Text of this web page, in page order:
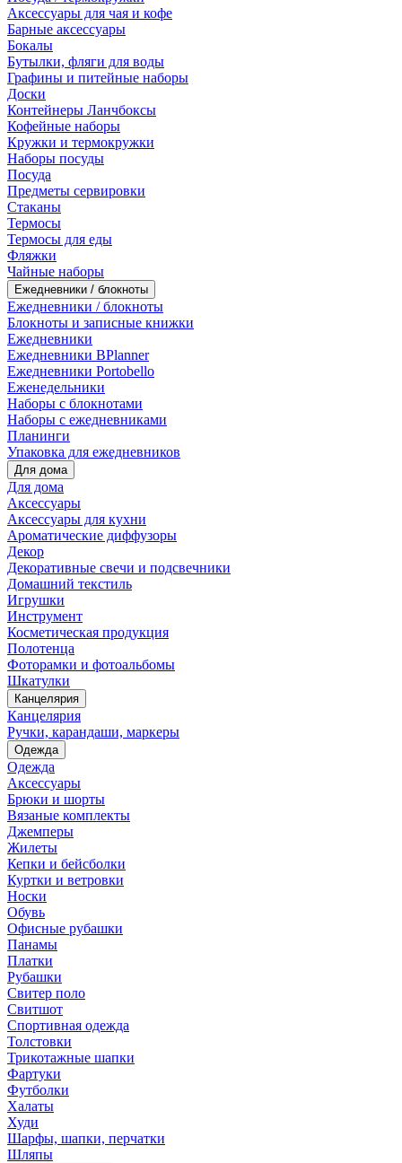
Аксессуары для чая и кофе
Барные аксессуары
Бокалы
Бутылки, фляги для воды
Графины и питейные наборы
Доски
Контейнеры Ланчбоксы
Кофейные наборы
Кружки и термокружки
Наборы посуды
Посуда
Предметы сервировки
Стаканы
Термосы
Термосы для еды
Фляжки
Чайные наборы
Ежедневники / блокноты
Ежедневники / блокноты
Блокноты и записные книжки
Ежедневники
Ежедневники BPlanner
Ежедневники Portobello
Еженедельники
Наборы с блокнотами
Наборы с ежедневниками
Планинги
Упаковка для ежедневников
Для дома
Для дома
Аксессуары
Аксессуары для кухни
Ароматические диффузоры
Декор
Декоративные свечи и подсвечники
Домашний текстиль
Игрушки
Инструмент
Косметическая продукция
Полотенца
Фоторамки и фотоальбомы
Шкатулки
Канцелярия
Канцелярия
Ручки, карандаши, маркеры
Одежда
Одежда
Аксессуары
Брюки и шорты
Вязаные комплекты
Джемперы
Жилеты
Кепки и бейсболки
Куртки и ветровки
Носки
Обувь
Офисные рубашки
Панамы
Платки
Рубашки
Свитер поло
Свитшот
Спортивная одежда
Толстовки
Трикотажные шапки
Фартуки
Футболки
Халаты
Худи
Шарфы, шапки, перчатки
Шляпы